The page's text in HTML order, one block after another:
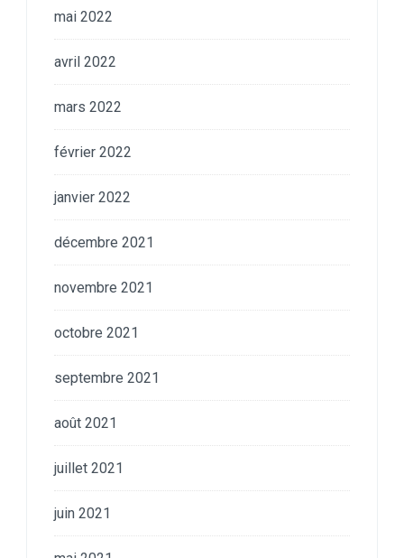
mai 2022
avril 2022
mars 2022
février 2022
janvier 2022
décembre 2021
novembre 2021
octobre 2021
septembre 2021
août 2021
juillet 2021
juin 2021